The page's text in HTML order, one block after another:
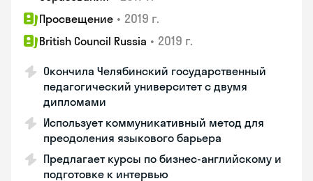
Просвещение • 2019 г.
British Council Russia • 2019 г.
Окончила Челябинский государственный
педагогический университет с двумя
дипломами
Использует коммуникативный метод для
преодоления языкового барьера
Предлагает курсы по бизнес-английскому и
подготовке к интервью